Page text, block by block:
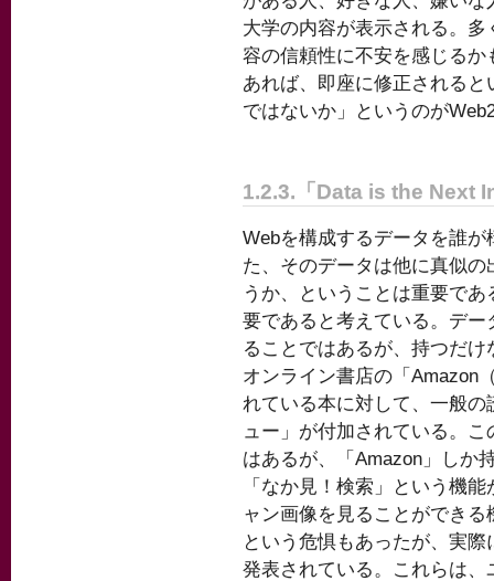
大学の内容が表示される。
容の信頼性に不安を感じる
あれば、即座に修正される
ではないか」というのが
1.2.3.「Data is the Next
Webを構成するデータを誰
た、そのデータは他に真似
うか、ということは重要で
要であると考えている。デ
ることではあるが、持つだ
オンライン書店の「Amazon
れている本に対して、一般
ュー」が付加されている。
はあるが、「Amazon」しか
「なか見！検索」という機
ャン画像を見ることができ
という危惧もあったが、実
発表されている。これらは